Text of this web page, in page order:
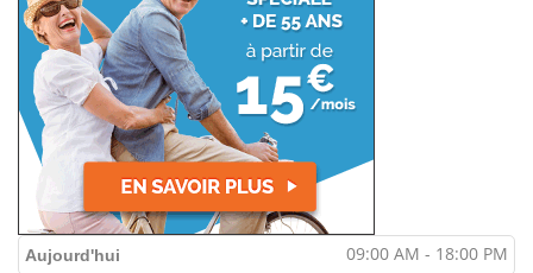
Aujourd'hui 09:00 AM - 18:00 PM